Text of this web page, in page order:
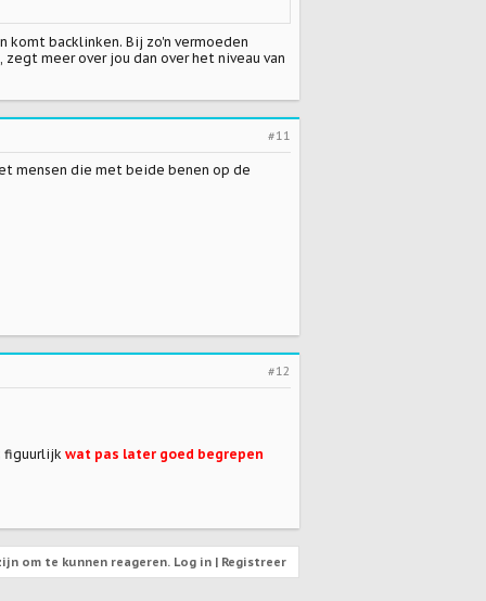
backlinken. Bij zo'n vermoeden
meer over jou dan over het niveau van
#11
mensen die met beide benen op de
#12
figuurlijk wat pas later goed begrepen
om te kunnen reageren. Log in | Registreer